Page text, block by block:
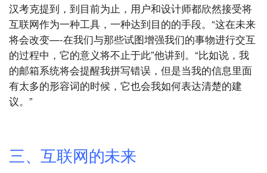
汉考克提到，到目前为止，用户和设计师都欣然接受将
互联网作为一种工具，一种达到目的的手段。“这在未来
将会改变—-在我们与那些试图增强我们的事物进行交互
的过程中，它的意义将不止于此”他讲到。“比如说，我
的邮箱系统将会提醒我拼写错误，但是当我的信息里面
有太多的形容词的时候，它也会我如何表达清楚的建
议。”
三、互联网的未来